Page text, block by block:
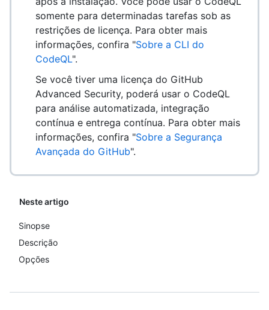
somente para determinadas tarefas sob as
restrições de licença. Para obter mais
informações, confira "Sobre a CLI do
CodeQL".
Se você tiver uma licença do GitHub
Advanced Security, poderá usar o CodeQL
para análise automatizada, integração
contínua e entrega contínua. Para obter mais
informações, confira "Sobre a Segurança
Avançada do GitHub".
Neste artigo
Sinopse
Descrição
Opções